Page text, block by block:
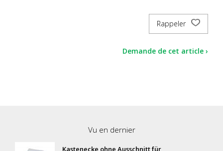
Rappeler
Demande de cet article ›
Vu en dernier
Kastenecke ohne Ausschnitt für